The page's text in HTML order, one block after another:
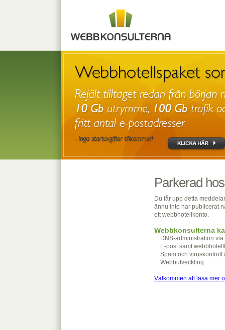
Parkerad
Du får upp detta
ännu inte har publicerat
ett webbhotellkonto.
Webbkonsulterna
DNS-administration
E-post samt
Spam och viruskontroll
Webbutveckling
Välkommen att läsa mer